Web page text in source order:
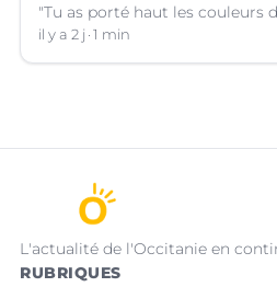
"Tu as porté haut les couleurs
il y a 2 j 1 min
L'actualité de l'Occitanie en
RUBRIQUES